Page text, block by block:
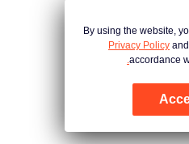
By using the website,
Privacy Policy
accordance